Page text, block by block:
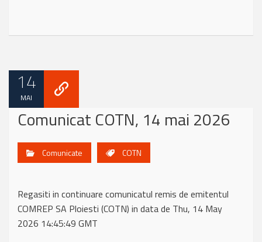
14
MAI
Comunicat COTN, 14 mai 2026
Comunicate COTN
Regasiti in continuare comunicatul remis de emitentul
COMREP SA Ploiesti (COTN) in data de Thu, 14 May
2026 14:45:49 GMT